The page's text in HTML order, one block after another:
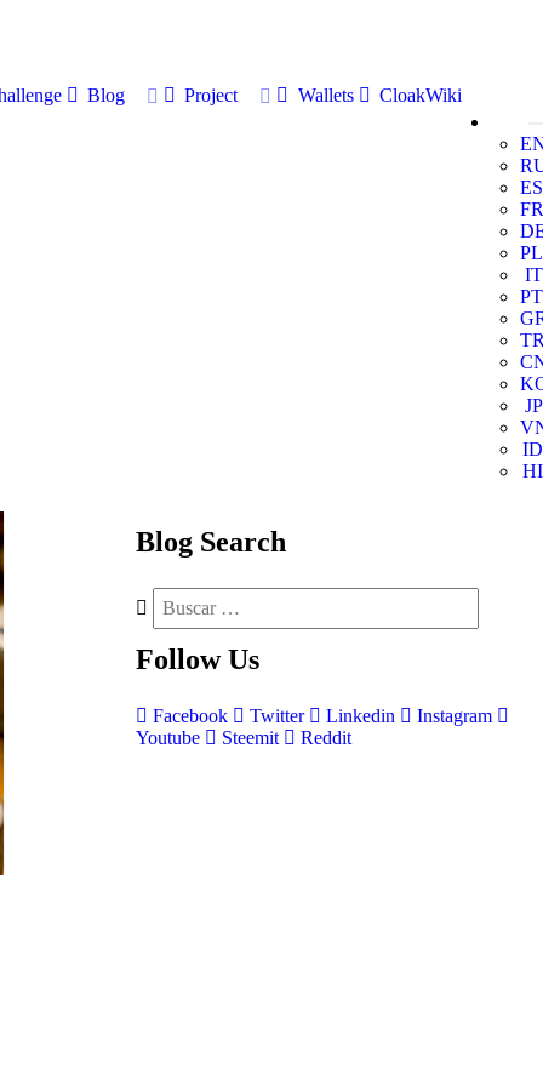
Blog Project Wallets
CloakWiki
ES
FR
PL
IT
PT
JP
ID
HI
Blog Search
Follow Us
Facebook Twitter Linkedin
Instagram
Youtube
Steemit Reddit